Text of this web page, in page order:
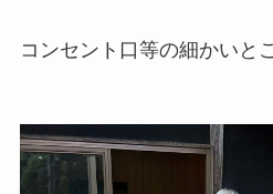
コンセント口等の細かいと